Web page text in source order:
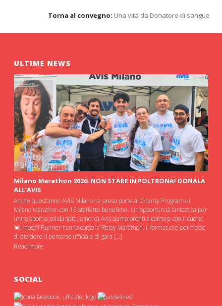
Torna al convegno: Una vita da Donatore di sangue
ULTIME NEWS
Milano Marathon 2026: NON STARE IN POLTRONA! DONALA
ALL’AVIS
Anche quest’anno AVIS Milano ha preso porte al Charity Program di
Milano Marathon con 15 staffette benefiche. Un’opportunità fantastica per
unire sport e solidarietà, e noi di Avis siamo pronti a correre con il cuore!
💓 I nostri Runner hanno corso la Relay Marathon, il format che permette
di dividere il percorso ufficiale di gara […]
Read more
SOCIAL